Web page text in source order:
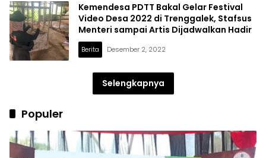
Kemendesa PDTT Bakal Gelar Festival
Video Desa 2022 di Trenggalek, Stafsus
Menteri sampai Artis Dijadwalkan Hadir
Berita Desember 2, 2022
Selengkapnya
Populer